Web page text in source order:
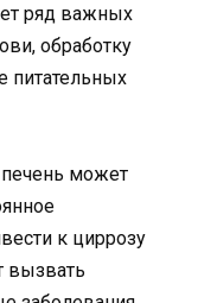
ряд важных
обработку
питательных
печень может
к циррозу
вызвать